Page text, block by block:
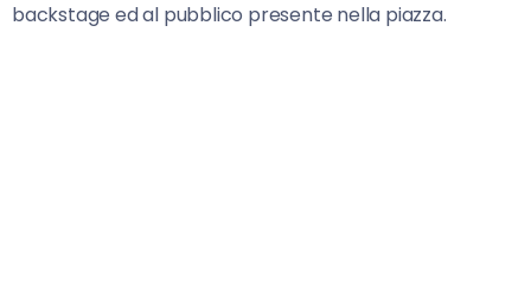
backstage ed al pubblico presente nella piazza.